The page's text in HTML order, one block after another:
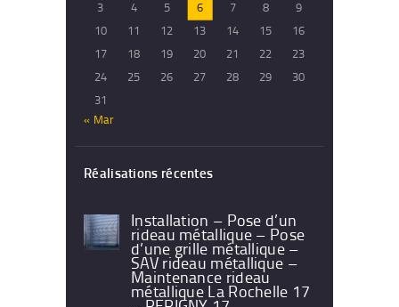
3
4 5 6 7 8
9
10
11 12 13 14 15
16
17
18 19 20 21 22
23
24
25 26 27 28 29
30
31
« Mar
Réalisations récentes
Installation – Pose d’un
rideau métallique – Pose
d’une grille métallique –
SAV rideau métallique –
Maintenance rideau
métallique La Rochelle 17